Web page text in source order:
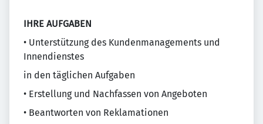
IHRE AUFGABEN
• Unterstützung des Kundenmanagements und
Innendienstes
in den täglichen Aufgaben
• Erstellung und Nachfassen von Angeboten
• Beantworten von Reklamationen